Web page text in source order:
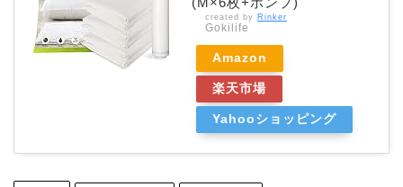
created by Rinker
Gokilife
Amazon
楽天市場
Yahooショッピング